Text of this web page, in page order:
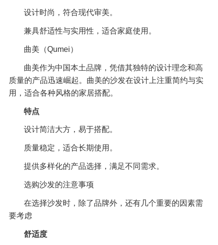
设计时尚，符合现代审美。
兼具舒适性与实用性，适合家庭使用。
曲美（Qumei）
曲美作为中国本土品牌，凭借其独特的设计理念和高
质量的产品迅速崛起。曲美的沙发在设计上注重简约与实
用，适合各种风格的家居搭配。
特点
设计简洁大方，易于搭配。
质量稳定，适合长期使用。
提供多样化的产品选择，满足不同需求。
选购沙发的注意事项
在选择沙发时，除了品牌外，还有几个重要的因素需
要考虑
舒适度